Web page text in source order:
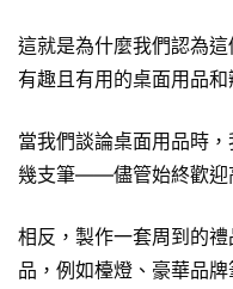
這就是為什麼我們認為
有趣且有用的桌面用品和
當我們談論桌面用品時
幾支筆——儘管始終歡迎
相反，製作一套周到的
品，例如檯燈、豪華品